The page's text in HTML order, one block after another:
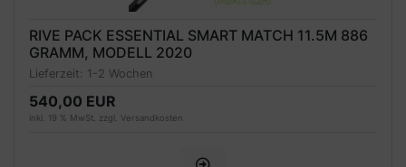
RIVE PACK ESSENTIAL SMART MATCH 11.5M 886
GRAMM, MODELL 2020
Lieferzeit: 1-2 Wochen
540,00 EUR
inkl. 19 % MwSt. zzgl. Versandkosten